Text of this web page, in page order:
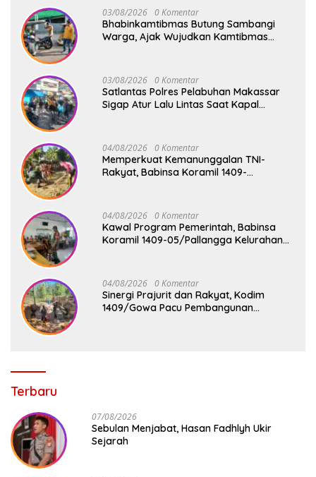
03/08/2026 0 Komentar
Bhabinkamtibmas Butung Sambangi
Warga, Ajak Wujudkan Kamtibmas
03/08/2026 0 Komentar
Satlantas Polres Pelabuhan Makassar
Sigap Atur Lalu Lintas Saat Kapal
04/08/2026 0 Komentar
Memperkuat Kemanunggalan TNI-
Rakyat, Babinsa Koramil 1409-
04/08/2026 0 Komentar
Kawal Program Pemerintah, Babinsa
Koramil 1409-05/Pallangga Kelurahan
04/08/2026 0 Komentar
Sinergi Prajurit dan Rakyat, Kodim
1409/Gowa Pacu Pembangunan
Terbaru
07/08/2026
Sebulan Menjabat, Hasan Fadhlyh Ukir
Sejarah